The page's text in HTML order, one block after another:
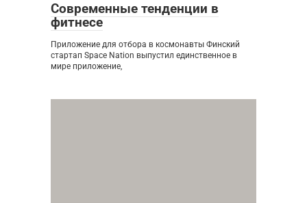
Современные тенденции в
фитнесе
Приложение для отбора в космонавты Финский
стартап Space Nation выпустил единственное в
мире приложение,